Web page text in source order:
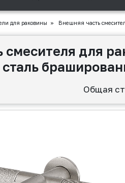
для раковины » Внешняя часть
смесителя для
Общая